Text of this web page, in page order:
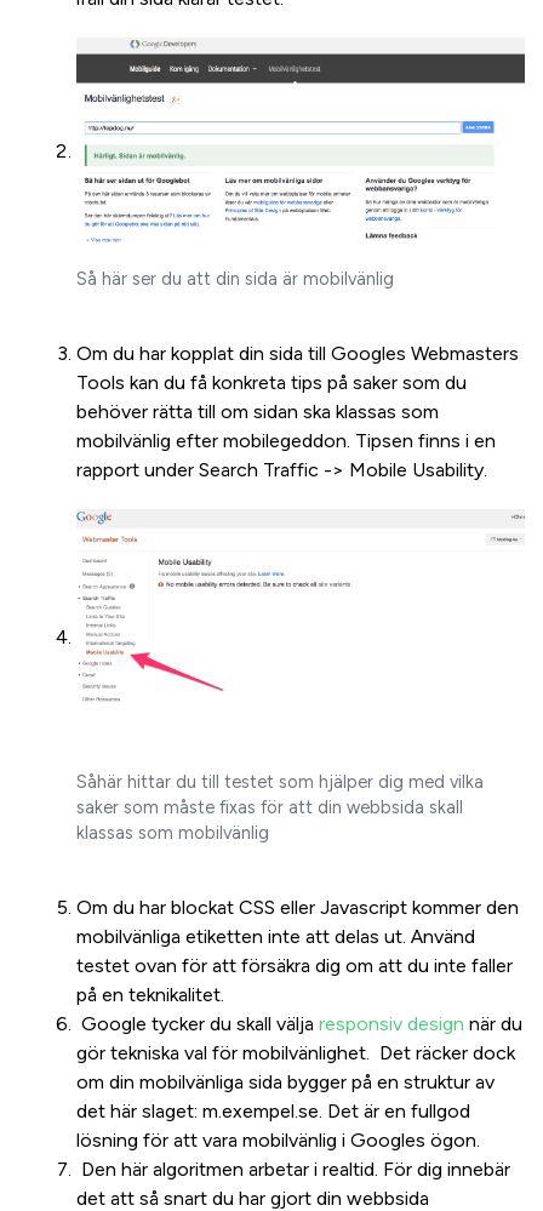
Så här ser du att din sida är mobilvänlig
Om du har kopplat din sida till Googles Webmasters
Tools kan du få konkreta tips på saker som du
behöver rätta till om sidan ska klassas som
mobilvänlig efter mobilegeddon. Tipsen finns i en
rapport under Search Traffic -> Mobile Usability.
Såhär hittar du till testet som hjälper dig med vilka
saker som måste fixas för att din webbsida skall
klassas som mobilvänlig
Om du har blockat CSS eller Javascript kommer den
mobilvänliga etiketten inte att delas ut. Använd
testet ovan för att försäkra dig om att du inte faller
på en teknikalitet.
Google tycker du skall väljaresponsiv design när du
gör tekniska val för mobilvänlighet. Det räcker dock
om din mobilvänliga sida bygger på en struktur av
det här slaget: m.exempel.se. Det är en fullgod
lösning för att vara mobilvänlig i Googles ögon.
Den här algoritmen arbetar i realtid. För dig innebär
det att så snart du har gjort din webbsida